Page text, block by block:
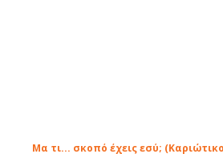
Μα τι... σκοπό έχεις εσύ;